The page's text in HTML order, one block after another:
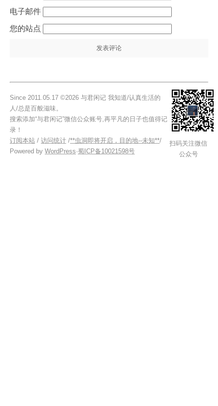
电子邮件
站点
Since 2011.05.17 ©2026 与君闲记 我知道/认真生活的
人/总是百般滋味。
搜索添加“与君闲记”微信公众账号,再平凡的日子也值得记
录！
订阅本站 / 访问统计 /**虫洞即将开启，目的地--未知**/
Powered by WordPress·蜀ICP备10021598号
扫码关注微信
公众号